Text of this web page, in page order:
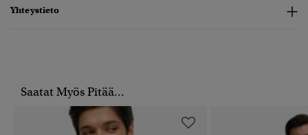
Yhteystieto
Saatat Myös Pitää...